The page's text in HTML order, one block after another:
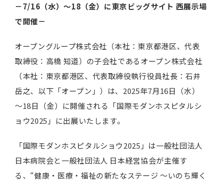
－7/16（水）～18（金）に東京ビッグサイト 西展示場
で開催－
オープングループ株式会社（本社：東京都港区、代表
取締役：高橋 知道）の子会社であるオープン株式会社
（本社：東京都港区、代表取締役執行役員社長：石井
岳之、以下「オープン」）は、2025年7月16日（水）
～18日（金）に開催される「国際モダンホスピタルシ
ョウ2025」に出展いたします。
「国際モダンホスピタルショウ2025」は一般社団法人
日本病院会と一般社団法人 日本経営協会が主催す
る、“健康・医療・福祉の新たなステージ ～いのち輝く